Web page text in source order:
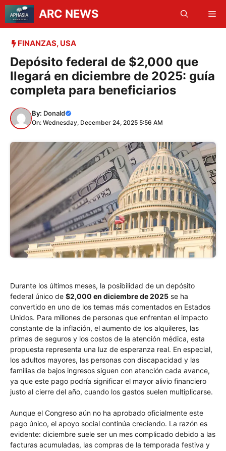
Skip
content
ARC NEWS
FINANZAS, USA
Depósito federal de $2,000 que
llegará en diciembre de 2025: guía
completa para beneficiarios
By: Donald
On: Wednesday, December 24, 2025 5:56 AM
Durante los últimos meses, la posibilidad de un depósito
federal único de $2,000 en diciembre de 2025 se ha
convertido en uno de los temas más comentados en Estados
Unidos. Para millones de personas que enfrentan el impacto
constante de la inflación, el aumento de los alquileres, las
primas de seguros y los costos de la atención médica, esta
propuesta representa una luz de esperanza real. En especial,
los adultos mayores, las personas con discapacidad y las
familias de bajos ingresos siguen con atención cada avance,
ya que este pago podría significar el mayor alivio financiero
justo al cierre del año, cuando los gastos suelen multiplicarse.
Aunque el Congreso aún no ha aprobado oficialmente este
pago único, el apoyo social continúa creciendo. La razón es
evidente: diciembre suele ser un mes complicado debido a las
facturas acumuladas, las compras de la temporada festiva y